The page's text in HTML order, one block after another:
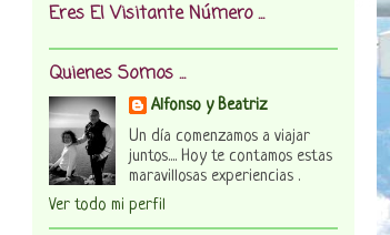
Eres El Visitante Número ...
Quienes Somos ...
Alfonso y Beatriz
Un día comenzamos a viajar
juntos.... Hoy te contamos estas
maravillosas experiencias .
Ver todo mi perfil